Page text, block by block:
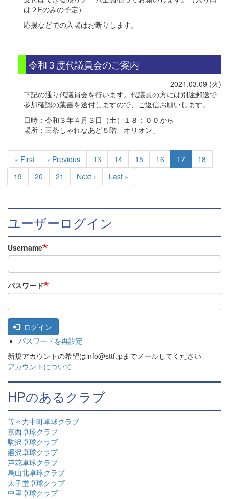
は２Fのみの予定）
応援などでの入場はお断りします。
令和３度代議員会のご案内
2021.03.09 (火)
下記の通り代議員会を行います。代議員の方には別途郵送で
参加確認の葉書を送付しますので、ご返信お願いします。
日時：令和３年４月３日（土）１８：００から
場所：三茶しゃれなあど５階「オリオン」
ペ
ー
ジ
送
り
先
頭
ペ
« First
前
ペ
‹ Previous Page
13 Page
14 Page
15 Page
16
カ
レ
ー
17 Page
18
Page
19 Page
20 Page
21
次
ペ
ジ
Next ›
最
終
ー
Last »
ユーザーログイン
Username
パスワード
ログイン
パスワードを再設定
新規アカウントの希望はinfo@sttf.jpまでメールしてください
アカウントについて
HPのあるクラブ
等々力中町卓球クラブ
京西卓球クラブ
駒沢卓球クラブ
廻沢卓球クラブ
芦花卓球クラブ
烏山北卓球クラブ
太子堂卓球クラブ
中里卓球クラブ